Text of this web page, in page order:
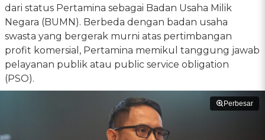
dari status Pertamina sebagai Badan Usaha Milik
Negara (BUMN). Berbeda dengan badan usaha
swasta yang bergerak murni atas pertimbangan
profit komersial, Pertamina memikul tanggung jawab
pelayanan publik atau public service obligation
(PSO).
Perbesar